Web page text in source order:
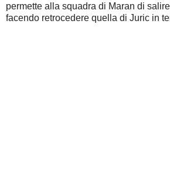
permette alla squadra di Maran di
facendo retrocedere quella di Juric in